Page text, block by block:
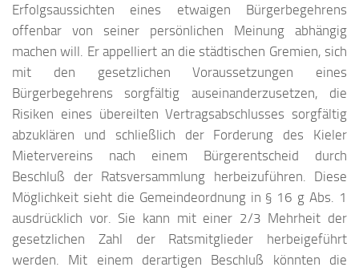
Erfolgsaussichten eines etwaigen Bürgerbegehrens
offenbar von seiner persönlichen Meinung abhängig
machen will. Er appelliert an die städtischen Gremien, sich
mit den gesetzlichen Voraussetzungen eines
Bürgerbegehrens sorgfältig auseinanderzusetzen, die
Risiken eines übereilten Vertragsabschlusses sorgfältig
abzuklären und schließlich der Forderung des Kieler
Mietervereins nach einem Bürgerentscheid durch
Beschluß der Ratsversammlung herbeizuführen. Diese
Möglichkeit sieht die Gemeindeordnung in § 16 g Abs. 1
ausdrücklich vor. Sie kann mit einer 2/3 Mehrheit der
gesetzlichen Zahl der Ratsmitglieder herbeigeführt
werden. Mit einem derartigen Beschluß könnten die